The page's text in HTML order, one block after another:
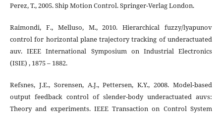
Perez, T., 2005. Ship Motion Control. Springer-Verlag London.
Raimondi, F., Melluso, M., 2010. Hierarchical fuzzy/lyapunov
control for horizontal plane trajectory tracking of underactuated
auv. IEEE International Symposium on Industrial Electronics
(ISIE) , 1875 – 1882.
Refsnes, J.E., Sorensen, A.J., Pettersen, K.Y., 2008. Model-based
output feedback control of slender-body underactuated auvs:
Theory and experiments. IEEE Transaction on Control System